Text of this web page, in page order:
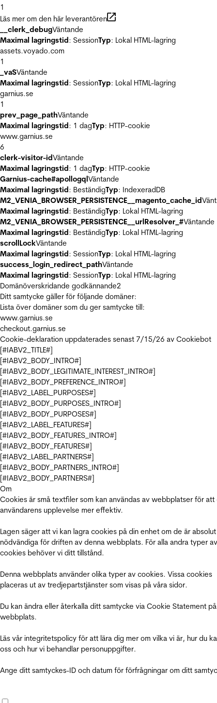
1
Läs mer om den här leverantören
__clerk_debugVäntande
Maximal lagringstid: SessionTyp: Lokal HTML-lagring
assets.voyado.com
1
_vaSVäntande
Maximal lagringstid: SessionTyp: Lokal HTML-lagring
garnius.se
1
prev_page_pathVäntande
Maximal lagringstid: 1 dagTyp: HTTP-cookie
www.garnius.se
6
clerk-visitor-idVäntande
Maximal lagringstid: 1 dagTyp: HTTP-cookie
Garnius-cache#apollogqlVäntande
Maximal lagringstid: BeständigTyp: IndexeradDB
M2_VENIA_BROWSER_PERSISTENCE__magento_cache_id
Maximal lagringstid: BeständigTyp: Lokal HTML-lagring
M2_VENIA_BROWSER_PERSISTENCE__urlResolver_#Väntande
Maximal lagringstid: BeständigTyp: Lokal HTML-lagring
scrollLockVäntande
Maximal lagringstid: SessionTyp: Lokal HTML-lagring
success_login_redirect_pathVäntande
Maximal lagringstid: SessionTyp: Lokal HTML-lagring
Domänöverskridande godkännande2
Ditt samtycke gäller för följande domäner:
Lista över domäner som du ger samtycke till:
www.garnius.se
checkout.garnius.se
Cookie-deklaration uppdaterades senast 7/15/26 av Cookiebot
[#IABV2_TITLE#]
[#IABV2_BODY_INTRO#]
[#IABV2_BODY_LEGITIMATE_INTEREST_INTRO#]
[#IABV2_BODY_PREFERENCE_INTRO#]
[#IABV2_LABEL_PURPOSES#]
[#IABV2_BODY_PURPOSES_INTRO#]
[#IABV2_BODY_PURPOSES#]
[#IABV2_LABEL_FEATURES#]
[#IABV2_BODY_FEATURES_INTRO#]
[#IABV2_BODY_FEATURES#]
[#IABV2_LABEL_PARTNERS#]
[#IABV2_BODY_PARTNERS_INTRO#]
[#IABV2_BODY_PARTNERS#]
Om
Cookies är små textfiler som kan användas av webbplatser för att
användarens upplevelse mer effektiv.
Lagen säger att vi kan lagra cookies på din enhet om de är absolut
nödvändiga för driften av denna webbplats. För alla andra typer av
cookies behöver vi ditt tillstånd.
Denna webbplats använder olika typer av cookies. Vissa cookies
placeras ut av tredjepartstjänster som visas på våra sidor.
Du kan ändra eller återkalla ditt samtycke via Cookie Statement
webbplats.
Läs vår integritetspolicy för att lära dig mer om vilka vi är, hur du
oss och hur vi behandlar personuppgifter.
Ange ditt samtyckes-ID och datum för förfrågningar om ditt